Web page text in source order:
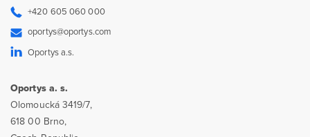
+420 605 060 000
oportys@oportys.com
Oportys a.s.
Oportys a. s.
Olomoucká 3419/7,
618 00 Brno,